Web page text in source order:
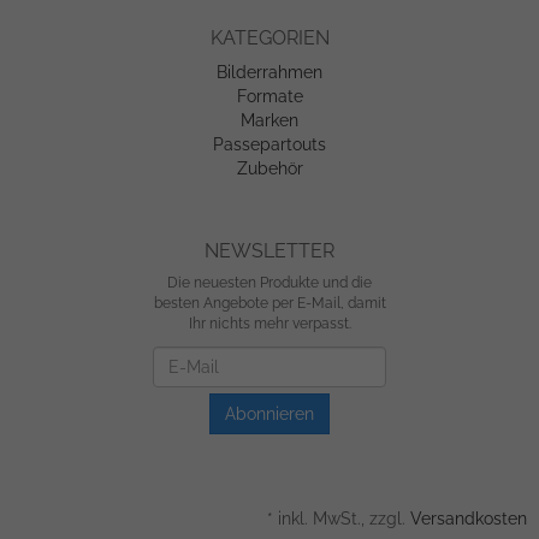
KATEGORIEN
Bilderrahmen
Formate
Marken
Passepartouts
Zubehör
NEWSLETTER
Die neuesten Produkte und die
besten Angebote per E-Mail, damit
Ihr nichts mehr verpasst.
Abonnieren
* inkl. MwSt., zzgl. Versandkosten